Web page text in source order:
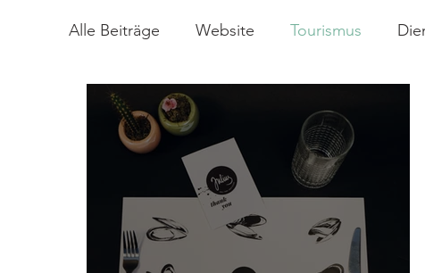
Alle Beiträge Website Tourismus
Autobeklebung
Bekleidung Schilder Buch/Magazin